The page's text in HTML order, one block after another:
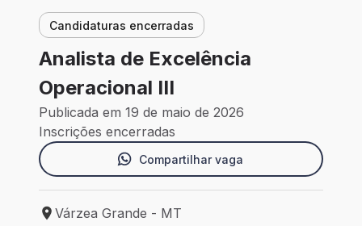
Candidaturas encerradas
Analista de Excelência
Operacional III
Publicada em 19 de maio de 2026
Inscrições encerradas
Compartilhar vaga
Local de trabalho: Várzea Grande - MT
Várzea Grande - MT